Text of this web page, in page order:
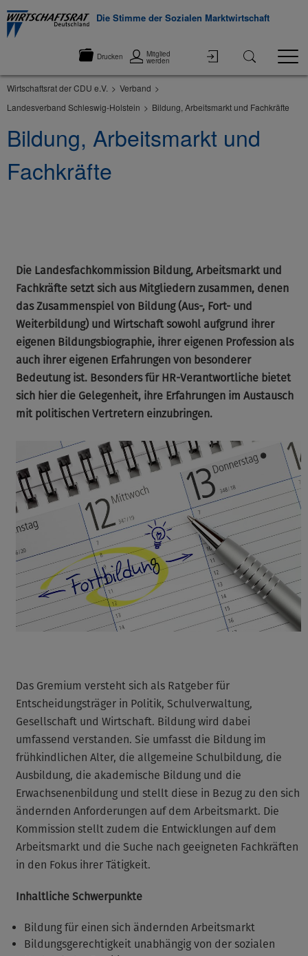
Die Stimme der Sozialen Marktwirtschaft
Drucken Mitglied
werden
Wirtschaftsrat der CDU e.V.
Verband
Landesverband Schleswig-Holstein
Bildung, Arbeitsmarkt und Fachkräfte
Bildung, Arbeitsmarkt und
Fachkräfte
Die Landesfachkommission Bildung, Arbeitsmarkt und
Fachkräfte setzt sich aus Mitgliedern zusammen, denen
das Zusammenspiel von Bildung (Aus-, Fort- und
Weiterbildung) und Wirtschaft sowohl aufgrund ihrer
eigenen Bildungsbiographie, ihrer eigenen Profession als
auch ihrer eigenen Erfahrungen von besonderer
Bedeutung ist. Besonders für HR-Verantwortliche bietet
sich hier die Gelegenheit, ihre Erfahrungen im Austausch
mit politischen Vertretern einzubringen.
Das Gremium versteht sich als Ratgeber für
Entscheidungsträger in Politik, Schulverwaltung,
Gesellschaft und Wirtschaft. Bildung wird dabei
umfassend verstanden. Sie umfasst die Bildung im
frühkindlichen Alter, die allgemeine Schulbildung, die
Ausbildung, die akademische Bildung und die
Erwachsenenbildung und stellt diese in Bezug zu den sich
ändernden Anforderungen auf dem Arbeitsmarkt. Die
Kommission stellt zudem die Entwicklungen auf dem
Arbeitsmarkt und die Suche nach geeigneten Fachkräften
in den Fokus ihrer Tätigkeit.
Inhaltliche Schwerpunkte
Bildung für einen sich ändernden Arbeitsmarkt
Bildungsgerechtigkeit unabhängig von der sozialen